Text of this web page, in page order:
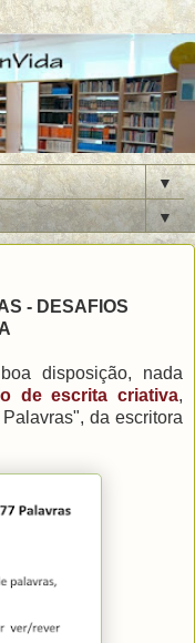
▼
▼
- DESAFIOS
disposição, nada
de escrita criativa,
da escritora